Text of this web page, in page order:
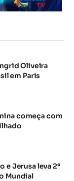
Oliveira
em Paris
começa com
e Jerusa leva 2º
Mundial